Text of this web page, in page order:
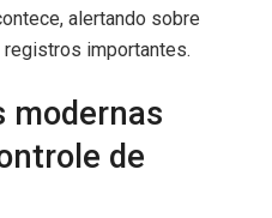
alertando sobre
importantes.
modernas
de